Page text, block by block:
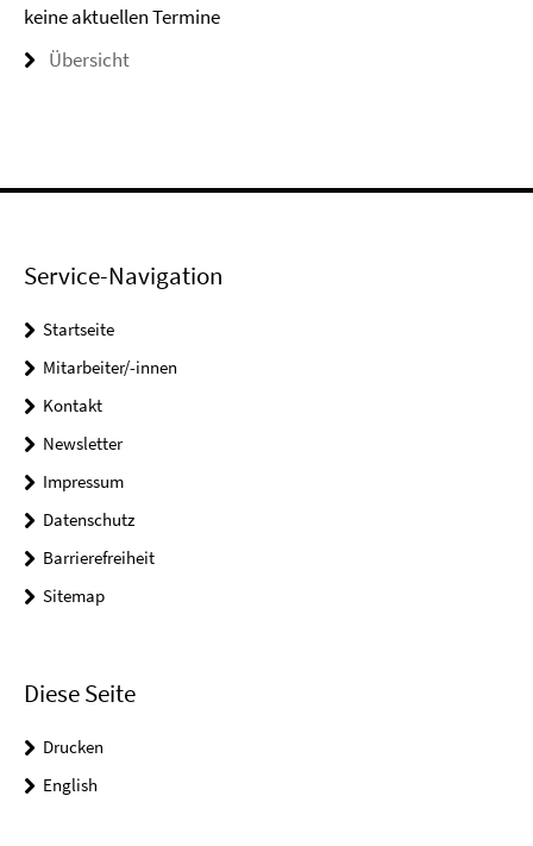
keine aktuellen Termine
Übersicht
Service-Navigation
Startseite
Mitarbeiter/-innen
Kontakt
Newsletter
Impressum
Datenschutz
Barrierefreiheit
Sitemap
Diese Seite
Drucken
English